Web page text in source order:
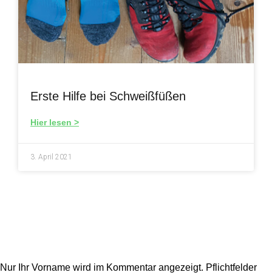
Erste Hilfe bei Schweißfüßen
Hier lesen >
3. April 2021
Nur Ihr Vorname wird im Kommentar angezeigt. Pflichtfelder